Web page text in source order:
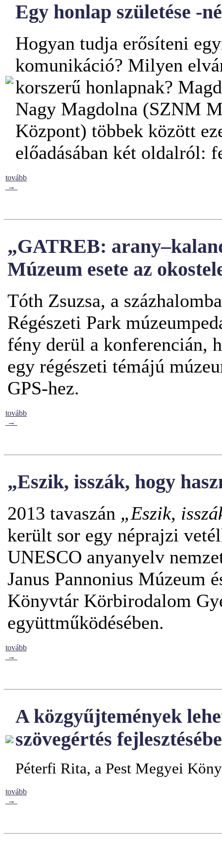
Egy honlap születése -
Hogyan tudja erősíteni
komunikáció? Milyen
korszerű honlapnak?
Nagy Magdolna (SZNM
Központ) többek között
előadásában két oldalról:
tovább
→
„GATREB:
Múzeum esete az
Tóth Zsuzsa, a
Régészeti Park
fény derül a konferencián,
egy régészeti témájú
GPS-hez.
tovább
→
„Eszik, isszák, hogy
2013 tavaszán „Eszik,
került sor egy néprajzi
UNESCO anyanyelv
Janus Pannonius Múzeum
Könyvtár Körbirodalom
együttműködésében.
tovább
→
A közgyűjtemények
szövegértés
Péterfi Rita, a Pest Megyei
tovább
→